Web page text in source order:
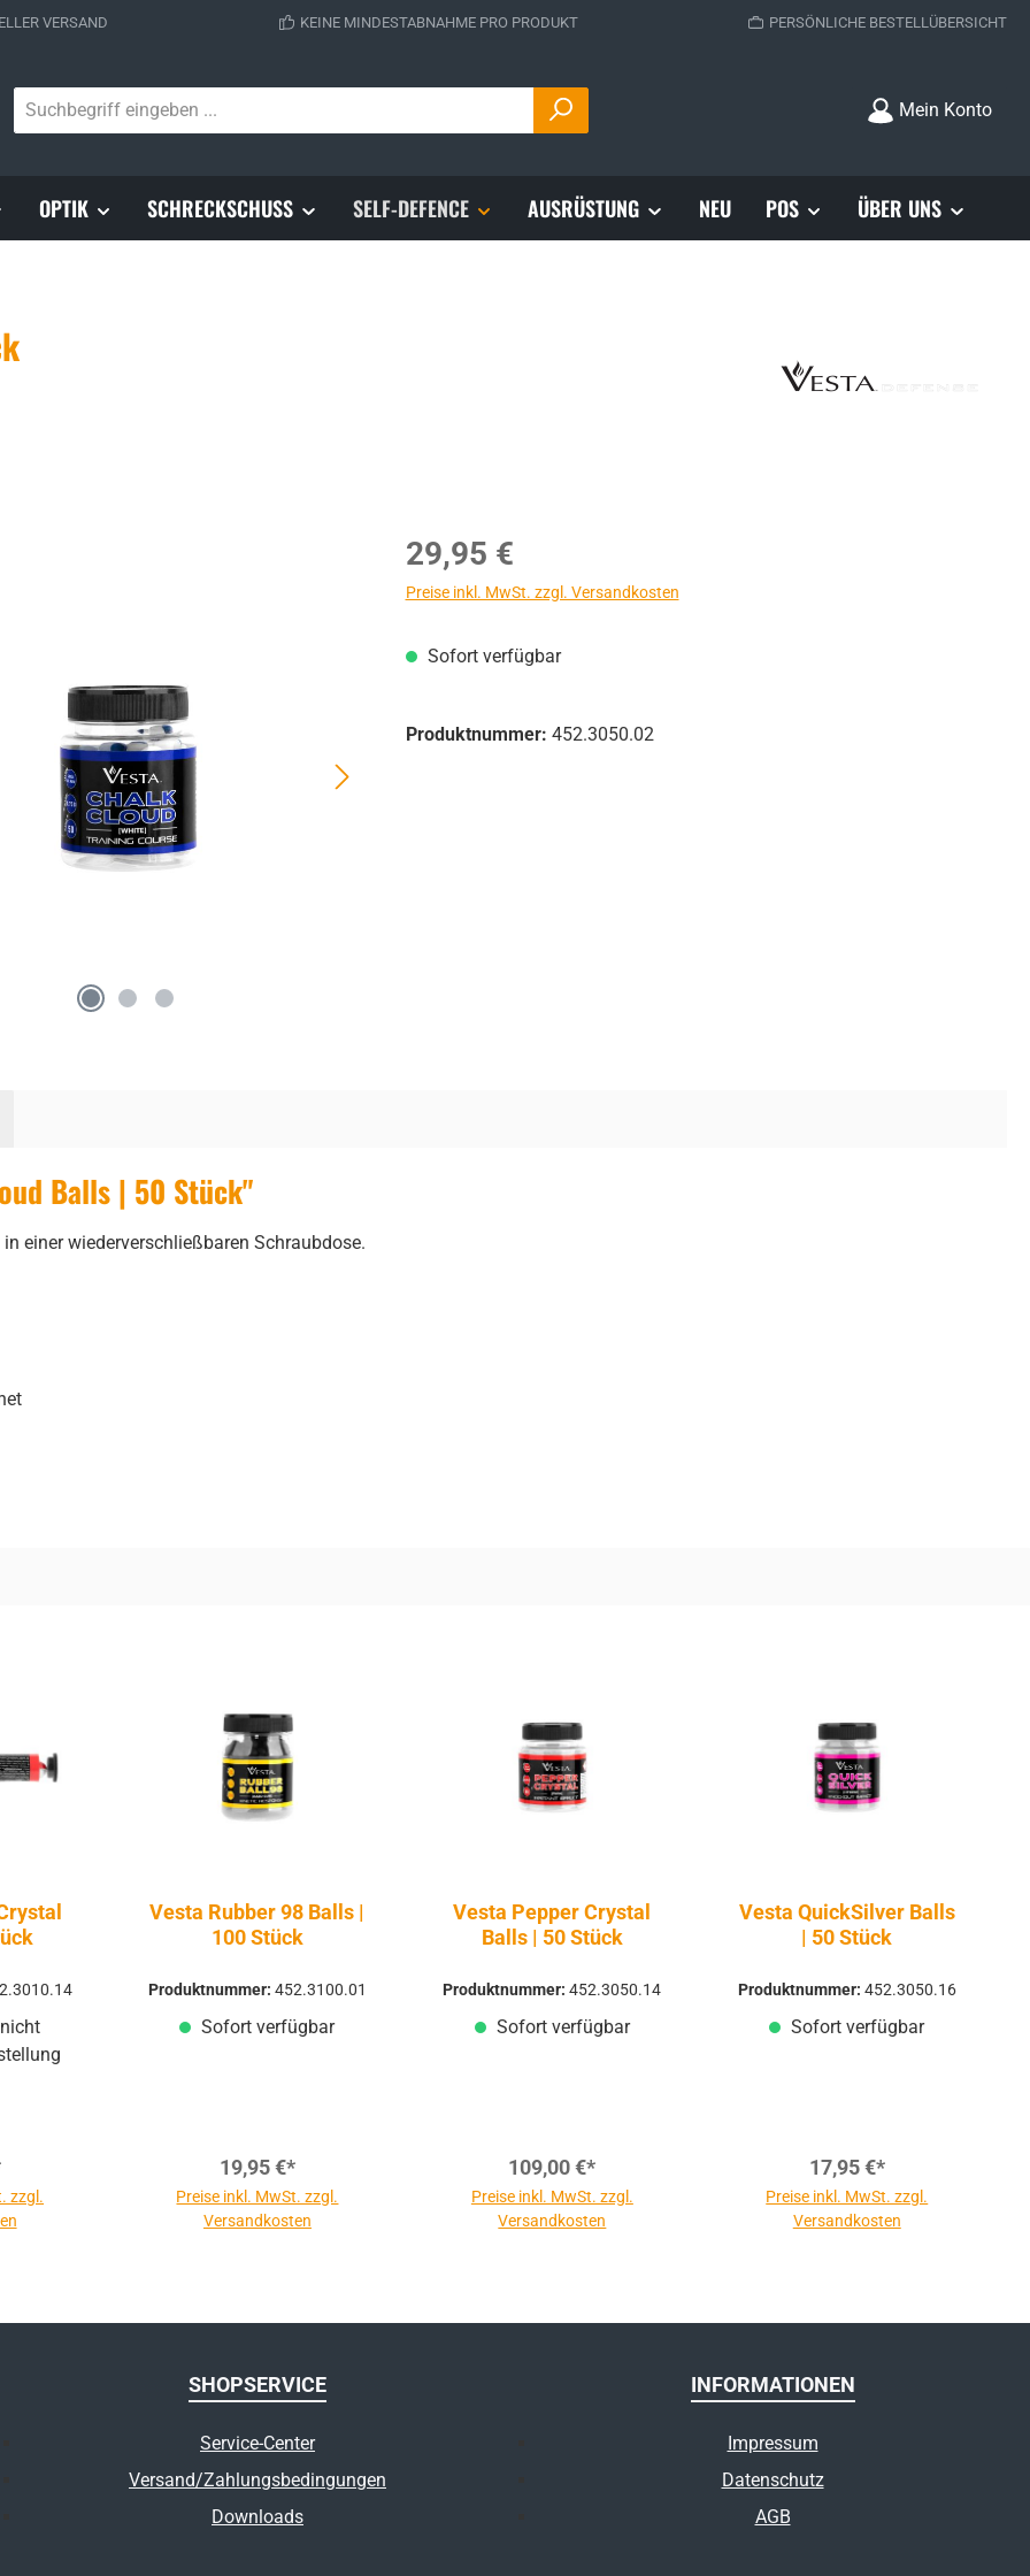
VERSAND KEINE MINDESTABNAHME PRO PRODUKT PERSÖNLICHE BESTELLÜBERSICHT
Mein Konto
OPTIK SCHRECKSCHUSS SELF-DEFENCE AUSRÜSTUNG NEU POS ÜBER UNS
Regulärer Preis:
29,95 €
Preise inkl. MwSt. zzgl. Versandkosten
Sofort verfügbar
Produktnummer: 452.3050.02
Balls | 50 Stück"
einer wiederverschließbaren Schraubdose.
zzgl.
Vesta Rubber 98 Balls |
100 Stück
Produktnummer: 452.3100.01
Sofort verfügbar
19,95 €*
Preise inkl. MwSt. zzgl.
Versandkosten
Vesta Pepper Crystal
Balls | 50 Stück
Produktnummer:452.3050.14
Sofort verfügbar
109,00 €*
Preise inkl. MwSt. zzgl.
Versandkosten
Vesta QuickSilver Balls
| 50 Stück
Produktnummer: 452.3050.16
Sofort verfügbar
17,95 €*
Preise inkl. MwSt. zzgl.
Versandkosten
SHOPSERVICE
Service-Center
Versand/Zahlungsbedingungen
Downloads
INFORMATIONEN
Impressum
Datenschutz
AGB